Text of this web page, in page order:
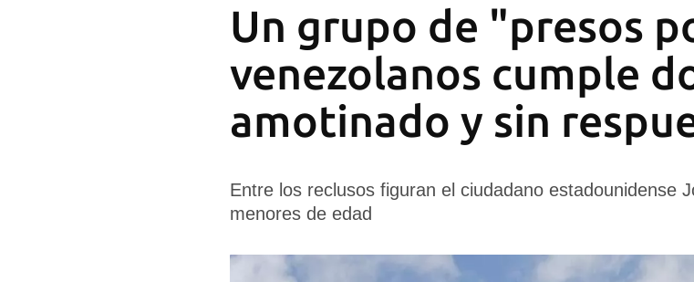
Un grupo de "presos
venezolanos cumple
amotinado y sin
Entre los reclusos figuran el ciudadano estadounidense
menores de edad